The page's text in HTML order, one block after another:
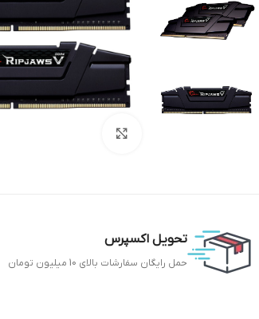
تحویل اکسپرس
حمل رایگان سفارشات بالای 10 میلیون تومان